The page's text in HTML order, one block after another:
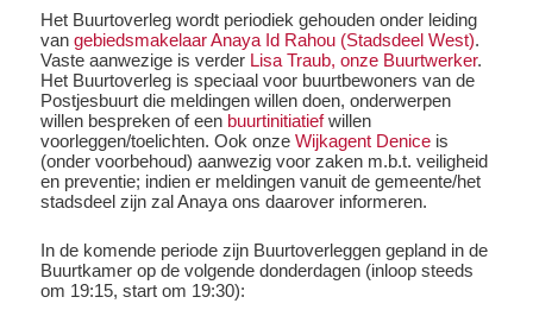
Het Buurtoverleg wordt periodiek gehouden onder leiding
vangebiedsmakelaar Anaya Id Rahou (Stadsdeel West).
Vaste aanwezige is verder Lisa Traub, onze Buurtwerker.
Het Buurtoverleg is speciaal voor buurtbewoners van de
Postjesbuurt die meldingen willen doen, onderwerpen
willen bespreken of een buurtinitiatiefwillen
voorleggen/toelichten. Ook onzeWijkagent Denice is
(onder voorbehoud) aanwezig voor zaken m.b.t. veiligheid
en preventie; indien er meldingen vanuit de gemeente/het
stadsdeel zijn zal Anaya ons daarover informeren.
In de komende periode zijn Buurtoverleggen gepland in de
Buurtkamer op de volgende donderdagen (inloop steeds
om 19:15, start om 19:30):